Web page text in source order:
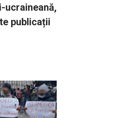
ucraineană,
publicații